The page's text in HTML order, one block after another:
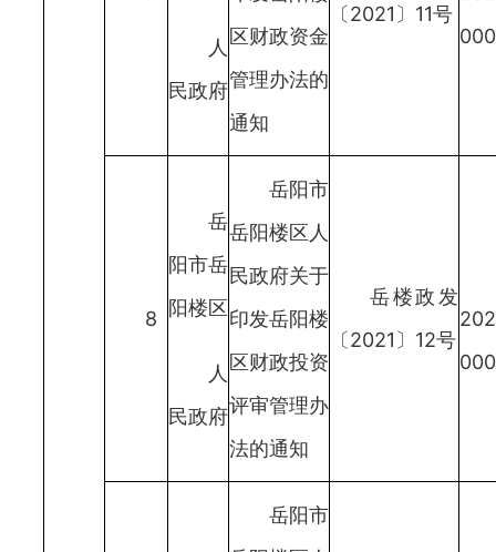
人
民政府
区财政资金
管理办法的
通知
〔2021〕11号
8
岳
阳市岳
阳楼区
人
民政府
岳阳市
岳阳楼区人
民政府关于
印发岳阳楼
区财政投资
评审管理办
法的通知
岳楼政发
〔2021〕12号
岳阳市